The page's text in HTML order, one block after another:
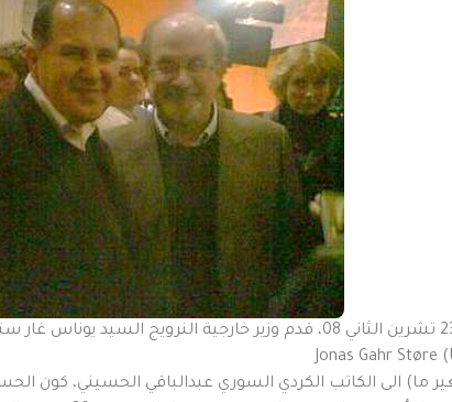
ما) الى الكاتب الكردي السوري عبدالباقي الحسيني، كون